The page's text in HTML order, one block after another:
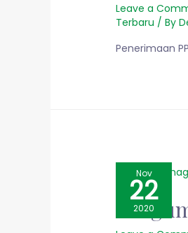
Leave a
Terbaru / By
Penerimaan
Nov
22
2020